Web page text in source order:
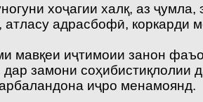
хоҷагии халқ, аз
адрасбофӣ, коркарди
мавқеи иҷтимоии занон
замони соҳибистиқлолии
иҷро менамоянд.